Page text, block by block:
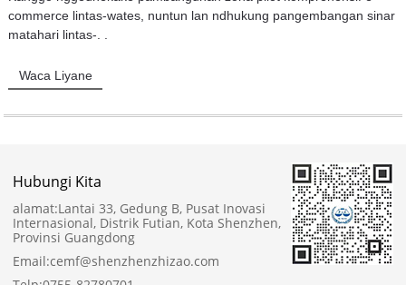
commerce lintas-wates, nuntun lan ndhukung pangembangan sinar
matahari lintas-. .
Waca Liyane
Hubungi Kita
alamat:Lantai 33, Gedung B, Pusat Inovasi
Internasional, Distrik Futian, Kota Shenzhen,
Provinsi Guangdong
Email:cemf@shenzhenzhizao.com